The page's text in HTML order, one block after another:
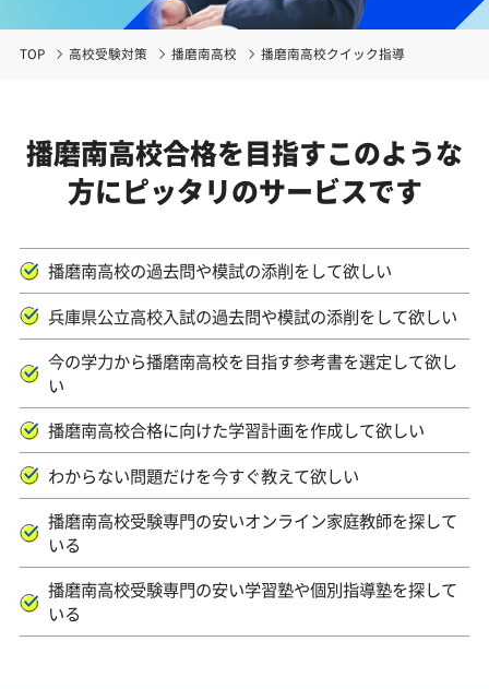
TOP 高校受験対策 播磨南高校 播磨南高校クイック指導
播磨南高校合格を目指すこのような
方にピッタリのサービスです
播磨南高校の過去問や模試の添削をして欲しい
兵庫県公立高校入試の過去問や模試の添削をして欲しい
今の学力から播磨南高校を目指す参考書を選定して欲し
い
播磨南高校合格に向けた学習計画を作成して欲しい
わからない問題だけを今すぐ教えて欲しい
播磨南高校受験専門の安いオンライン家庭教師を探して
いる
播磨南高校受験専門の安い学習塾や個別指導塾を探して
いる